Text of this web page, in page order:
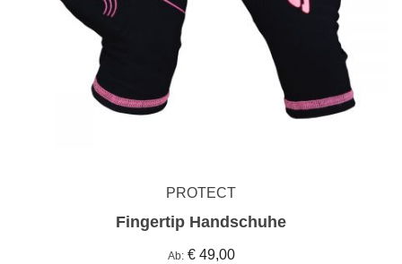
PROTECT
Fingertip Handschuhe
Ab € 49,00